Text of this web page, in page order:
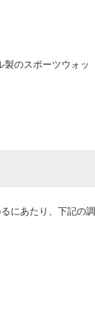
製のスポーツウォッ
にあたり、下記の調